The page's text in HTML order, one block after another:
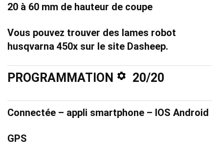
20 à 60 mm de hauteur de coupe
Vous pouvez trouver des lames robot
husqvarna 450x sur le site Dasheep.
PROGRAMMATION 20/20
Connectée – appli smartphone – IOS Android
GPS